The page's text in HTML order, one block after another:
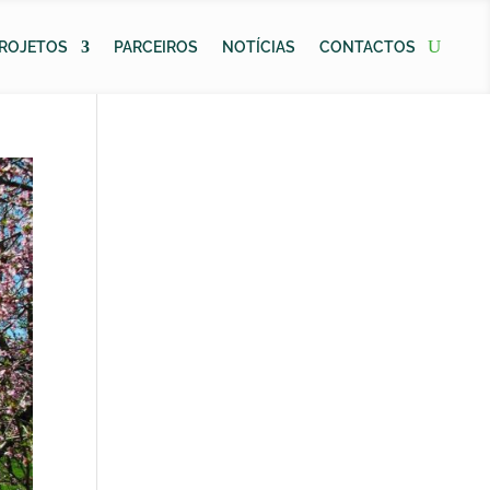
PARCEIROS NOTÍCIAS CONTACTOS